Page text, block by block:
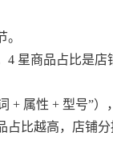
星商品占比是
+ 属性 + 型号”
比越高，店铺分